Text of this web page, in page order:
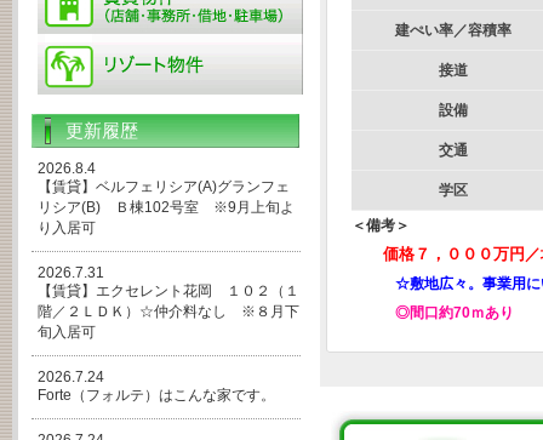
建ぺい率／容積率
接道
設備
交通
学区
＜備考＞
価格７，０００万円／
☆敷地広々。事業用に
◎間口約70ｍあり
更新履歴
2026.8.4
【賃貸】ベルフェリシア(A)グランフェ
リシア(B) Ｂ棟102号室 ※9月上旬よ
り入居可
2026.7.31
【賃貸】エクセレント花岡 １０２（１
階／２ＬＤＫ）☆仲介料なし ※８月下
旬入居可
2026.7.24
Forte（フォルテ）はこんな家です。